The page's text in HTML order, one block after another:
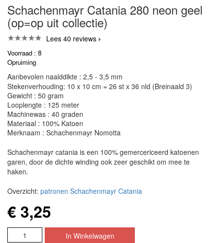
Schachenmayr Catania 280 neon geel
(op=op uit collectie)
Lees 40 reviews
Voorraad : 8
Opruiming
Aanbevolen naalddikte : 2,5 - 3,5 mm
Stekenverhouding: 10 x 10 cm = 26 st x 36 nld (Breinaald 3)
Gewicht : 50 gram
Looplengte : 125 meter
Machinewas : 40 graden
Materiaal : 100% Katoen
Merknaam : Schachenmayr Nomotta
Schachenmayr catania is een 100% gemercericeerd katoenen
garen, door de dichte winding ook zeer geschikt om mee te
haken.
Overzicht: patronen Schachenmayr Catania
€ 3,25